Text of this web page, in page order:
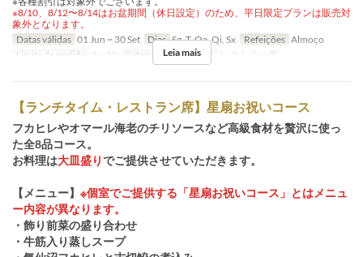
※8/10、8/12〜8/14はお盆期間（休日設定）のため、平日限定プランは販売対
象外となります。
Datas válidas 01 Jun ~ 30 Set Dias Sg, T, Qa, Qi, Sx Refeições Almoço
Limite de pedido
2 ~ 10 Categoria de Assento レストラン席
Leia mais
【ランチタイム・レストラン席】星扇お祝いコース
フカヒレやオマール海老のチリソースなど高級食材を贅沢に使っ
た全8品コース。
お料理は大皿盛りでご提供させていただきます。
【メニュー】 ※個室でご提供する「星扇お祝いコース」とはメニュ
ー内容が異なります。
・飾り前菜の盛り合わせ
・牛筋入り蒸しスープ